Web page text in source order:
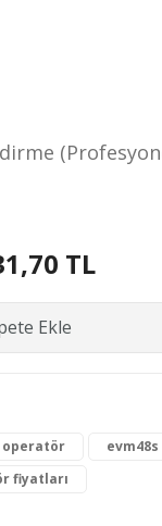
TL
Ekle
operatör
fiyatları